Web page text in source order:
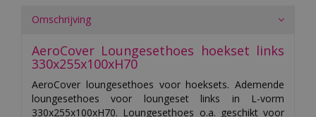
Omschrijving
AeroCover Loungesethoes hoekset links
330x255x100xH70
AeroCover loungesethoes voor hoeksets. Ademende
loungesethoes voor loungeset links in L-vorm
330x255x100xH70. Loungesethoes o.a. geschikt voor